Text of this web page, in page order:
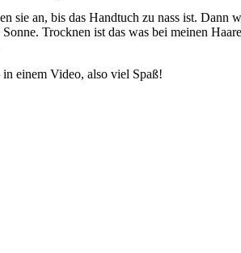
an, bis das Handtuch zu nass ist.
Trocknen ist das was bei meinen
einem Video, also viel Spaß!